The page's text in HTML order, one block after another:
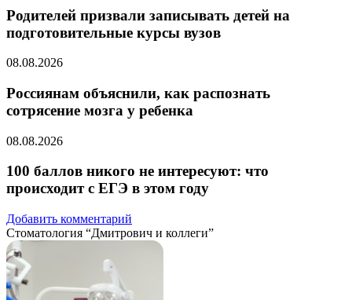
Родителей призвали записывать детей на
подготовительные курсы вузов
08.08.2026
Россиянам объяснили, как распознать
сотрясение мозга у ребенка
08.08.2026
100 баллов никого не интересуют: что
происходит с ЕГЭ в этом году
Добавить комментарий
Стоматология “Дмитрович и коллеги”